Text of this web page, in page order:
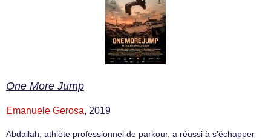
One More Jump
Emanuele Gerosa, 2019
Abdallah, athlète professionnel de parkour, a réussi à s’échapper